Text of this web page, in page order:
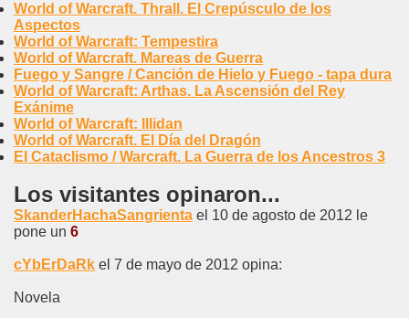
World of Warcraft. Thrall. El Crepúsculo de los
Aspectos
World of Warcraft: Tempestira
World of Warcraft. Mareas de Guerra
Fuego y Sangre / Canción de Hielo y Fuego - tapa dura
World of Warcraft: Arthas. La Ascensión del Rey
Exánime
World of Warcraft: Illidan
World of Warcraft. El Día del Dragón
El Cataclismo / Warcraft. La Guerra de los Ancestros 3
Los visitantes opinaron...
SkanderHachaSangrienta el 10 de agosto de 2012 le
pone un 6
cYbErDaRk el 7 de mayo de 2012 opina:
Novela